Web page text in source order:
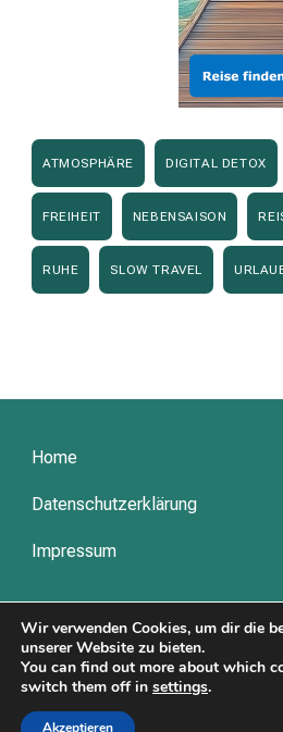
ATMOSPHÄRE DIGITAL DETOX
FREIHEIT NEBENSAISON
RUHE SLOW TRAVEL
Home
Datenschutzerklärung
Impressum
© Copyright 2026 Kerrytime.com
Engine.Powered by
Datenschutzerklärung
Wir verwenden Cookies, um dir die
unserer Website zu bieten.
You can find out more about which
switch them off in settings.
Akzeptieren